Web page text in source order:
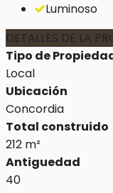
Luminoso
DETALLES DE LA
Tipo de
Local
Ubicación
Concordia
Total construido
212 m²
Antiguedad
40